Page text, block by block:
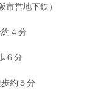
営地下鉄）
４分
６分
約５分